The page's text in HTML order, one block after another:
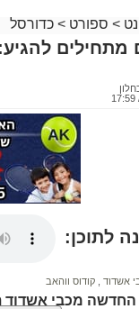
> ספורט > כדורסל
מתחילים
לתוכן:
אשדוד קודוס ווהאב
החדשה מכבי אשדוד